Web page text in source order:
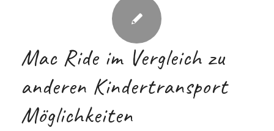
Mac Ride im Vergleich zu
anderen Kindertransport
Möglichkeiten